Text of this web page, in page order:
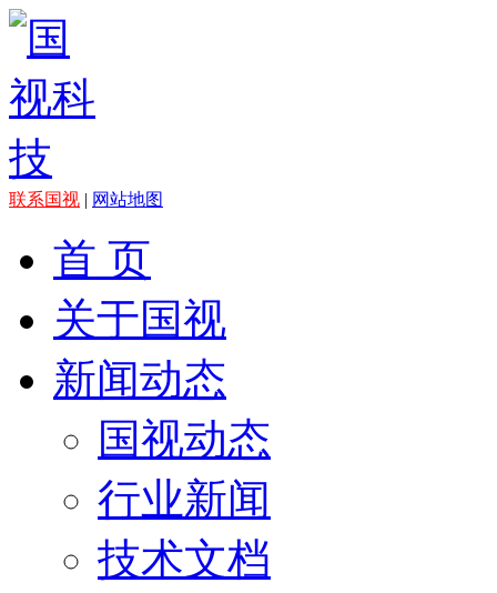
联系国视 | 网站地图
首 页
关于国视
新闻动态
国视动态
行业新闻
技术文档